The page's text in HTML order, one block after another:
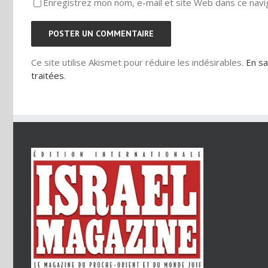
Enregistrez mon nom, e-mail et site Web dans ce
Ce site utilise Akismet pour réduire les indésirables. En
traitées.